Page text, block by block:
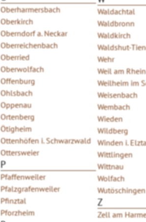
Oberharmersbach
Oberkirch
Oberndorf a. Neckar
Oberreichenbach
Oberried
Oberwolfach
Offenburg
Ohlsbach
Oppenau
Ortenberg
Ötigheim
Ottenhöfen i. Schwarzwald
Ottersweier
P
Pfaffenweiler
Pfalzgrafenweiler
Pfinztal
Pforzheim
Waldachtal
Waldbronn
Waldkirch
Waldshut-
Wehr
Weil am Rhein
Weilheim im
Weisenbach
Wembach
Wieden
Wildberg
Winden i.
Wittlingen
Wittnau
Wolfach
Wutöschingen
Z
Zell am